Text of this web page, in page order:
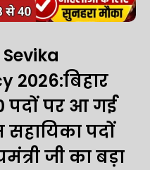
2026:बिहार
पदों पर आ गई
पदों
जी का बड़ा